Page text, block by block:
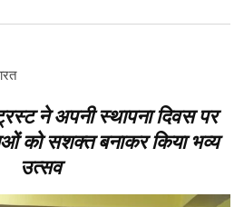
ने अपनी स्थापना दिवस पर
को सशक्त बनाकर किया भव्य
उत्सव